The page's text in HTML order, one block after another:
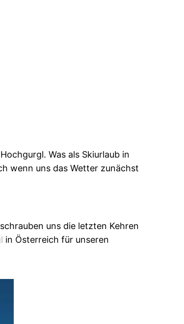
Was als Skiurlaub in
wenn uns das Wetter zunächst
uns die letzten Kehren
in Österreich für unseren